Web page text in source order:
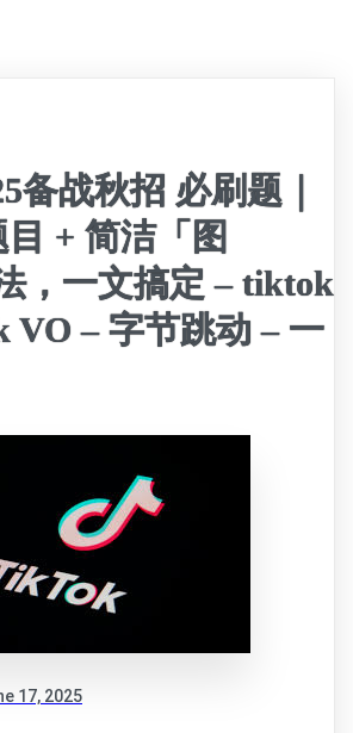
备战秋招 必刷题｜
+ 简洁「图
，一文搞定 – tiktok
VO – 字节跳动 – 一
17, 2025